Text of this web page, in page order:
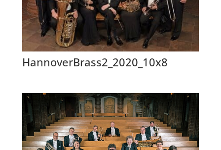
HannoverBrass2_2020_10x8